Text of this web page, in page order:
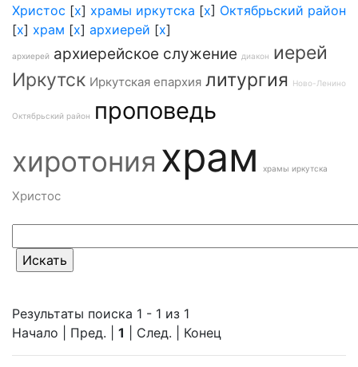
Христос [x] храмы иркутска [x] Октябрьский район
[x] храм [x] архиерей [x]
архиерей архиерейское служение диакон иерей
Иркутск Иркутская епархия литургия Ново-Ленино
Октябрьский район проповедь
хиротония храм храмы иркутска
Христос
Результаты поиска 1 - 1 из 1
Начало | Пред. | 1 | След. | Конец